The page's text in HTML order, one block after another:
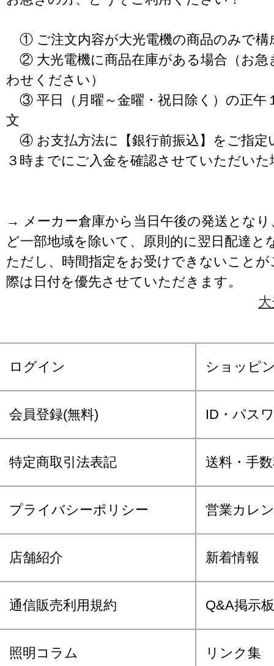
① ご注文内容が大光電機の商品のみで構
② 大光電機に商品在庫がある場合（お急
わせください）
③ 平日（月曜～金曜・祝日除く）の正午
文
④ お支払方法に【銀行前振込】をご指定
３時までにご入金を確認させていただいた
→ メーカー倉庫から当日午後の発送となり
ど一部地域を除いて、原則的に翌日配達と
ただし、時間指定をお受けできないこと
際は日付を優先させていただきます。
ログイン ショッピ
会員登録(無料) ID・パス
特定商取引法表記 送料・手
プライバシーポリシー 営業カレ
店舗紹介 新着情報
通信販売利用規約 Q&A掲示板
照明コラム リンク集